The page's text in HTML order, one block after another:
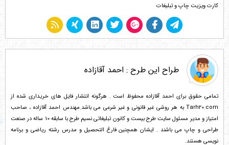
کارت ویزیت چاپ و تبلیغات
طراح این طرح : احمد آقازاده
تمامی حقوق برای احمد آقازاده محفوظ است . هرگونه انتشار فایل های خریداری شده از
Tarh20.com به هر روشی غیر قانونی و غیر شرعی می باشد.مهندس احمد آقازاده ، صاحب
امتیاز و مدیر مسئول سایت طرح بیست و کانون تبلیغاتی نسیم طرح با سابقه 10 ساله در صنعت
طراحی و چاپ می باشند . ایشان همچنین فارغ التحصیل و مدرس رشته ریاضی و برنامه
نویسی هستند.